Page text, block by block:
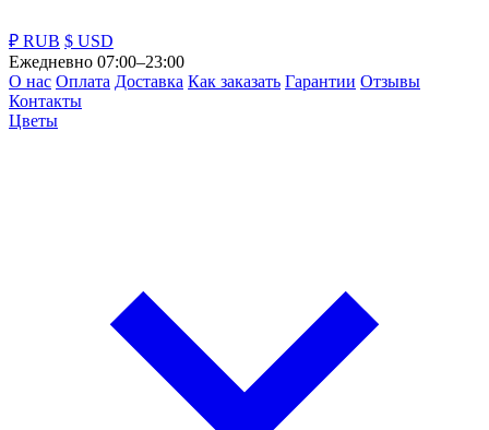
₽ RUB $ USD
Ежедневно 07:00–23:00
О нас Оплата Доставка Как заказать Гарантии Отзывы
Контакты
Цветы